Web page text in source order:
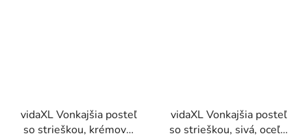
vidaXL Vonkajšia posteľ
so strieškou, krémová,
vidaXL Vonkajšia posteľ
so strieškou, sivá, oceľ a